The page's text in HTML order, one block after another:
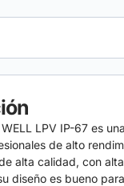
LPV IP-67 es
de alto
alta calidad, con
diseño es bueno